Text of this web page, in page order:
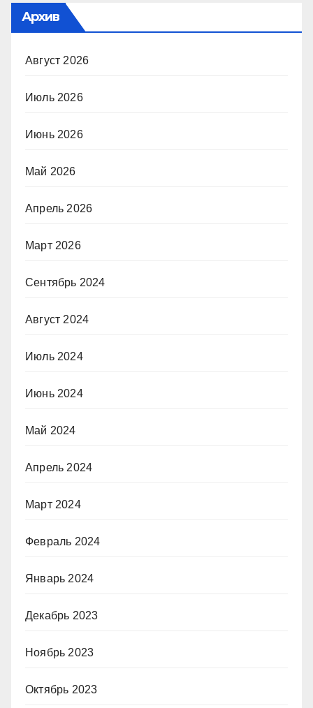
Архив
Август 2026
Июль 2026
Июнь 2026
Май 2026
Апрель 2026
Март 2026
Сентябрь 2024
Август 2024
Июль 2024
Июнь 2024
Май 2024
Апрель 2024
Март 2024
Февраль 2024
Январь 2024
Декабрь 2023
Ноябрь 2023
Октябрь 2023